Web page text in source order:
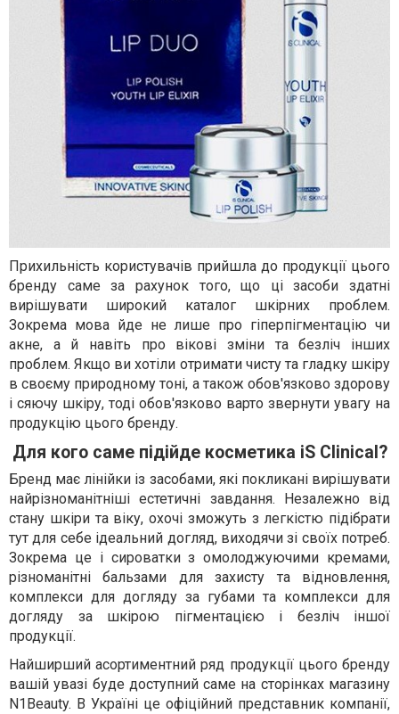
Прихильність користувачів прийшла до продукції цього
бренду саме за рахунок того, що ці засоби здатні
вирішувати широкий каталог шкірних проблем.
Зокрема мова йде не лише про гіперпігментацію чи
акне, а й навіть про вікові зміни та безліч інших
проблем. Якщо ви хотіли отримати чисту та гладку шкіру
в своєму природному тоні, а також обов'язково здорову
і сяючу шкіру, тоді обов'язково варто звернути увагу на
продукцію цього бренду.
Для кого саме підійде косметика iS Clinical?
Бренд має лінійки із засобами, які покликані вирішувати
найрізноманітніші естетичні завдання. Незалежно від
стану шкіри та віку, охочі зможуть з легкістю підібрати
тут для себе ідеальний догляд, виходячи зі своїх потреб.
Зокрема це і сироватки з омолоджуючими кремами,
різноманітні бальзами для захисту та відновлення,
комплекси для догляду за губами та комплекси для
догляду за шкірою пігментацією і безліч іншої
продукції.
Найширший асортиментний ряд продукції цього бренду
вашій увазі буде доступний саме на сторінках магазину
N1Beauty. В Україні це офіційний представник компанії,